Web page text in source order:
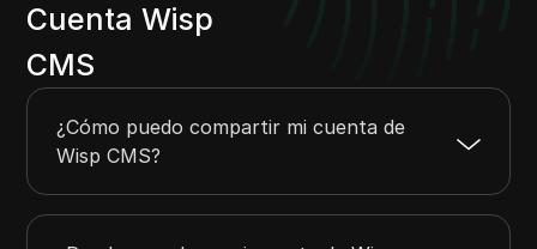
Cuenta Wisp
CMS
¿Cómo puedo compartir mi cuenta de
Wisp CMS?